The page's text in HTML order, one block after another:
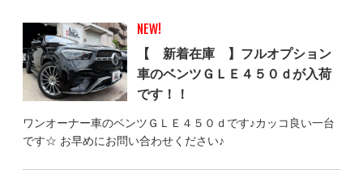
NEW!
【 新着在庫 】フルオプション
車のベンツＧＬＥ４５０ｄが入荷
です！！
ワンオーナー車のベンツＧＬＥ４５０ｄです♪カッコ良い一台
です☆ お早めにお問い合わせください♪